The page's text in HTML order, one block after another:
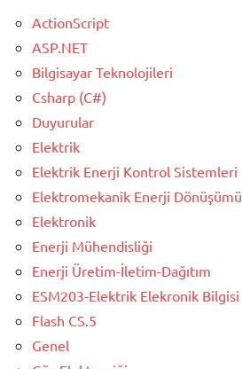
ActionScript
ASP.NET
Bilgisayar Teknolojileri
Csharp (C#)
Duyurular
Elektrik
Elektrik Enerji Kontrol Sistemleri
Elektromekanik Enerji Dönüşümü
Elektronik
Enerji Mühendisliği
Enerji Üretim-İletim-Dağıtım
ESM203-Elektrik Elekronik Bilgisi
Flash CS.5
Genel